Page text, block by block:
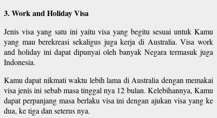
3. Work and Holiday Visa
Jenis visa yang satu ini yaitu visa yang begitu sesuai untuk Kamu
yang mau berekreasi sekaligus juga kerja di Australia. Visa work
and holiday ini dapat dipunyai oleh banyak Negara termasuk juga
Indonesia.
Kamu dapat nikmati waktu lebih lama di Australia dengan memakai
visa jenis ini sebab masa tinggal nya 12 bulan. Kelebihannya, Kamu
dapat perpanjang masa berlaku visa ini dengan ajukan visa yang ke
dua, ke tiga dan seterus nya.